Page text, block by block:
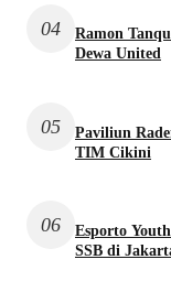
04
Ramon
Dewa United
05
Paviliun
TIM Cikini
06
Esporto
SSB di